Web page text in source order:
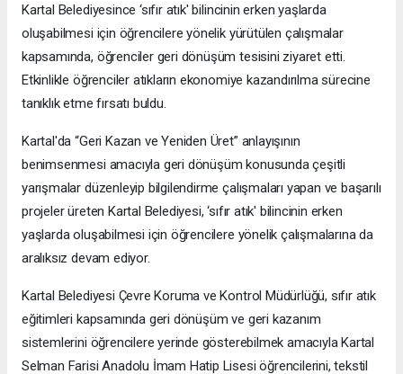
Kartal Belediyesince ‘sıfır atık' bilincinin erken yaşlarda
oluşabilmesi için öğrencilere yönelik yürütülen çalışmalar
kapsamında, öğrenciler geri dönüşüm tesisini ziyaret etti.
Etkinlikle öğrenciler atıkların ekonomiye kazandırılma sürecine
tanıklık etme fırsatı buldu.
Kartal'da “Geri Kazan ve Yeniden Üret” anlayışının
benimsenmesi amacıyla geri dönüşüm konusunda çeşitli
yarışmalar düzenleyip bilgilendirme çalışmaları yapan ve başarılı
projeler üreten Kartal Belediyesi, ‘sıfır atık' bilincinin erken
yaşlarda oluşabilmesi için öğrencilere yönelik çalışmalarına da
aralıksız devam ediyor.
Kartal Belediyesi Çevre Koruma ve Kontrol Müdürlüğü, sıfır atık
eğitimleri kapsamında geri dönüşüm ve geri kazanım
sistemlerini öğrencilere yerinde gösterebilmek amacıyla Kartal
Selman Farisi Anadolu İmam Hatip Lisesi öğrencilerini, tekstil